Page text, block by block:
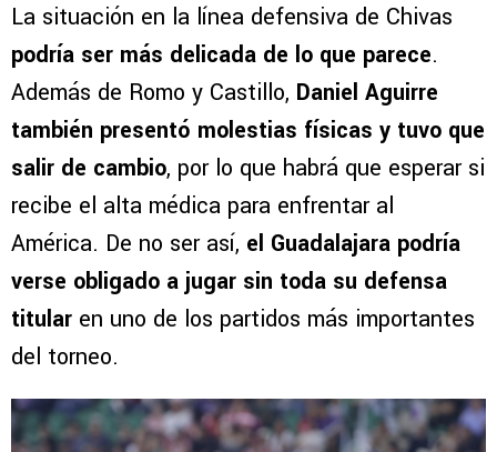
La situación en la línea defensiva de Chivas
podría ser más delicada de lo que parece.
Además de Romo y Castillo, Daniel Aguirre
también presentó molestias físicas y tuvo que
salir de cambio, por lo que habrá que esperar si
recibe el alta médica para enfrentar al
América. De no ser así, el Guadalajara podría
verse obligado a jugar sin toda su defensa
titular en uno de los partidos más importantes
del torneo.